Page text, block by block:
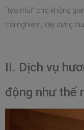
“tạo mùi” cho không
trải nghiệm, xây dựng
II. Dịch vụ
động như thế